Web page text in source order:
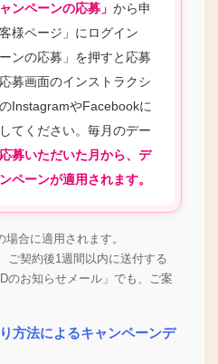
ンペーンの応募」 から申
様ページ」にログイン
ンの応募」を押すと応募
募画面のインストラクシ
InstagramやFacebookに
てください。毎月のデー
募いただいた月から、デ
ペーンが適用されます。
場合に適用されます。
ご契約後1週間以内に送付する
のお知らせメール」でも、ご案
方法によるキャンペーンデ